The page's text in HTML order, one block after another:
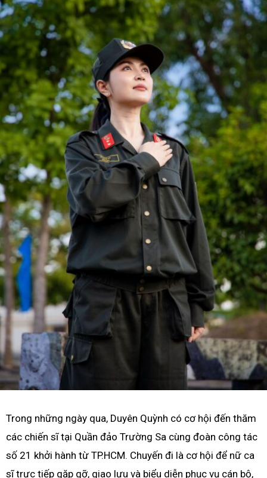
Trong những ngày qua, Duyên Quỳnh có cơ hội đến thăm
các chiến sĩ tại Quần đảo Trường Sa cùng đoàn công tác
số 21 khởi hành từ TP.HCM. Chuyến đi là cơ hội để nữ ca
sĩ trực tiếp gặp gỡ, giao lưu và biểu diễn phục vụ cán bộ,